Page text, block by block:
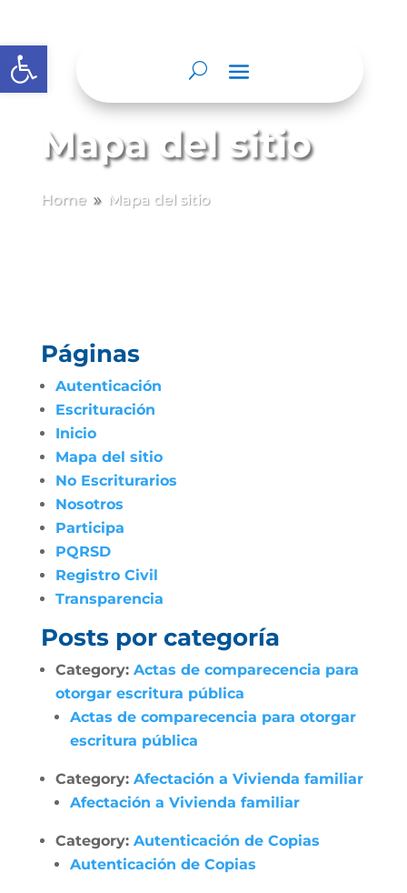
Abrir barra de herramientas
Mapa del sitio
Home 9 Mapa del sitio
Páginas
Autenticación
Escrituración
Inicio
Mapa del sitio
No Escriturarios
Nosotros
Participa
PQRSD
Registro Civil
Transparencia
Posts por categoría
Category: Actas de comparecencia para
otorgar escritura pública
Actas de comparecencia para otorgar
escritura pública
Category: Afectación a Vivienda familiar
Afectación a Vivienda familiar
Category: Autenticación de Copias
Autenticación de Copias